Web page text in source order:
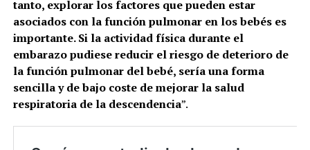
tanto, explorar los factores que pueden estar
asociados con la función pulmonar en los bebés es
importante. Si la actividad física durante el
embarazo pudiese reducir el riesgo de deterioro de
la función pulmonar del bebé, sería una forma
sencilla y de bajo coste de mejorar la salud
respiratoria de la descendencia”.